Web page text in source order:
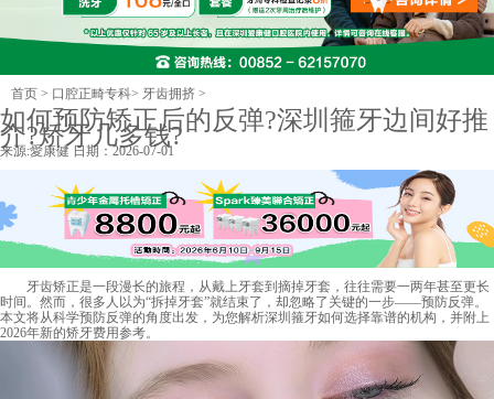
首页 > 口腔正畸专科> 牙齿拥挤 >
如何预防矫正后的反弹?深圳箍牙边间好推
介?矫牙几多钱?
来源:愛康健 日期：2026-07-01
牙齿矫正是一段漫长的旅程，从戴上牙套到摘掉牙套，往往需要一两年甚至更长
时间。然而，很多人以为“拆掉牙套”就结束了，却忽略了关键的一步——预防反弹。
本文将从科学预防反弹的角度出发，为您解析深圳箍牙如何选择靠谱的机构，并附上
2026年新的矫牙费用参考。